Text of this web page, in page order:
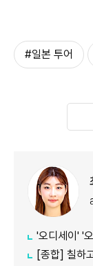
#일본 투어
'오디세이' '오케
[종합] 칠하고